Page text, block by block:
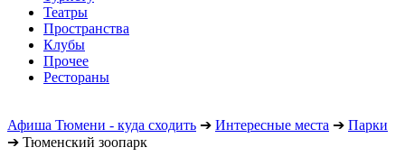
Театры
Пространства
Клубы
Прочее
Рестораны
Афиша Тюмени - куда сходить ➔ Интересные места ➔ Парки
➔ Тюменский зоопарк